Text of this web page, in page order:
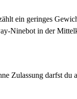
ein geringes
Ninebot in der
Zulassung darfst du